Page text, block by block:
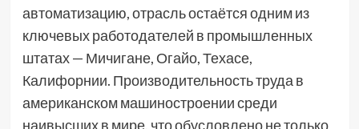
автоматизацию, отрасль остаётся одним из
ключевых работодателей в промышленных
штатах — Мичигане, Огайо, Техасе,
Калифорнии. Производительность труда в
американском машиностроении среди
наивысших в мире, что обусловлено не только